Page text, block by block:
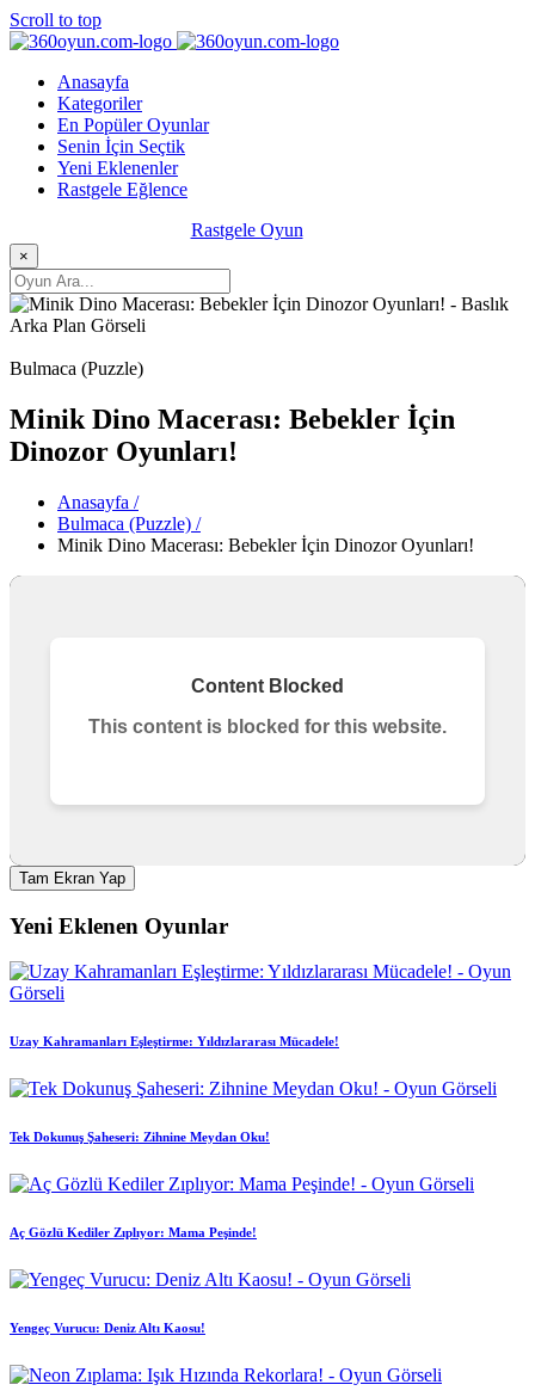
Scroll to top
Anasayfa
Kategoriler
En Popüler Oyunlar
Senin İçin Seçtik
Yeni Eklenenler
Rastgele Eğlence
Rastgele Oyun
×
Bulmaca (Puzzle)
Minik Dino Macerası: Bebekler İçin
Dinozor Oyunları!
Anasayfa /
Bulmaca (Puzzle) /
Minik Dino Macerası: Bebekler İçin Dinozor Oyunları!
Tam Ekran Yap
Yeni Eklenen Oyunlar
Uzay Kahramanları Eşleştirme: Yıldızlararası Mücadele!
Tek Dokunuş Şaheseri: Zihnine Meydan Oku!
Aç Gözlü Kediler Zıplıyor: Mama Peşinde!
Yengeç Vurucu: Deniz Altı Kaosu!